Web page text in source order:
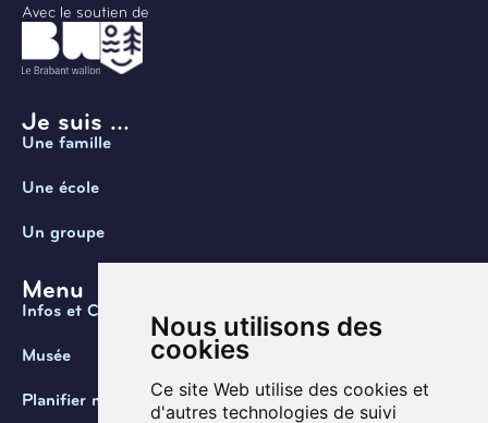
Nous utilisons des
cookies
Ce site Web utilise des cookies et
d'autres technologies de suivi
Avec le soutien de
Je suis ...
Une famille
Une école
Un groupe
Menu
Infos et Contact
Musée
Planifier ma visite